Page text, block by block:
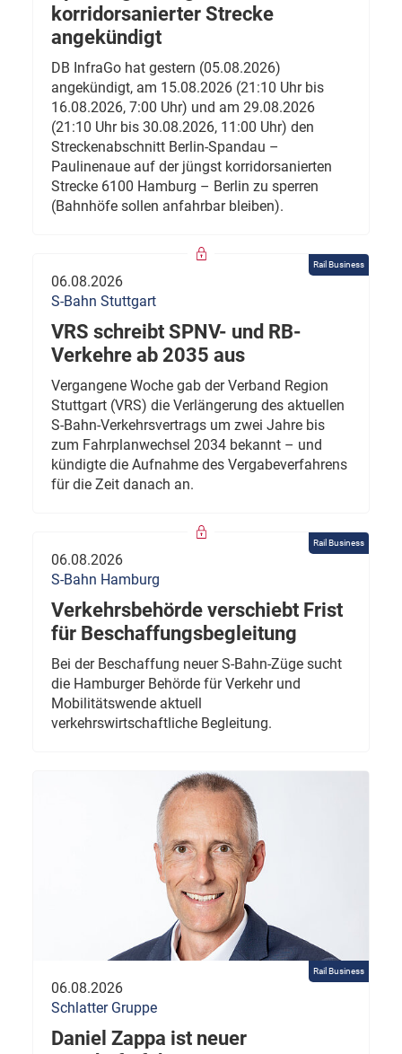
korridorsanierter Strecke
angekündigt
DB InfraGo hat gestern (05.08.2026)
angekündigt, am 15.08.2026 (21:10 Uhr bis
16.08.2026, 7:00 Uhr) und am 29.08.2026
(21:10 Uhr bis 30.08.2026, 11:00 Uhr) den
Streckenabschnitt Berlin-Spandau –
Paulinenaue auf der jüngst korridorsanierten
Strecke 6100 Hamburg – Berlin zu sperren
(Bahnhöfe sollen anfahrbar bleiben).
Rail Business
06.08.2026
S-Bahn Stuttgart
VRS schreibt SPNV- und RB-
Verkehre ab 2035 aus
Vergangene Woche gab der Verband Region
Stuttgart (VRS) die Verlängerung des aktuellen
S-Bahn-Verkehrsvertrags um zwei Jahre bis
zum Fahrplanwechsel 2034 bekannt – und
kündigte die Aufnahme des Vergabeverfahrens
für die Zeit danach an.
Rail Business
06.08.2026
S-Bahn Hamburg
Verkehrsbehörde verschiebt Frist
für Beschaffungsbegleitung
Bei der Beschaffung neuer S-Bahn-Züge sucht
die Hamburger Behörde für Verkehr und
Mobilitätswende aktuell
verkehrswirtschaftliche Begleitung.
Rail Business
06.08.2026
Schlatter Gruppe
Daniel Zappa ist neuer